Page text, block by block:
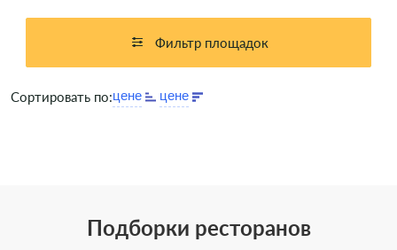
Фильтр площадок
Сортировать по:
Подборки ресторанов